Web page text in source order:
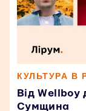
КУЛЬТУРА В
Від Wellboy
Сумщина